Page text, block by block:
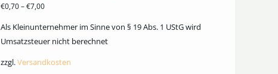
€0,70–€7,00
Als Kleinunternehmer im Sinne von § 19 Abs. 1 UStG wird
Umsatzsteuer nicht berechnet
zzgl.Versandkosten